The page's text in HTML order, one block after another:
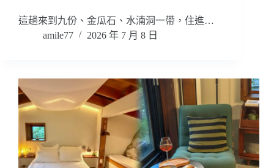
這趟來到九份、金瓜石、水湳洞一帶，住進…
amile77
2026 年 7 月 8 日